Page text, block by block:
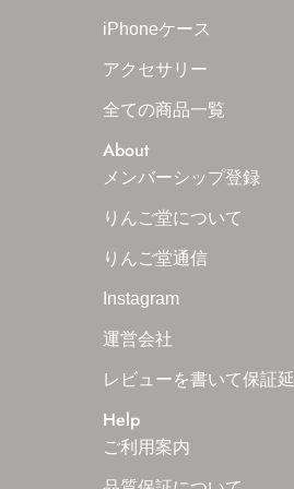
iPhoneケース
アクセサリー
全ての商品一覧
About
メンバーシップ登録
りんご堂について
りんご堂通信
Instagram
運営会社
レビューを書いて保証
Help
ご利用案内